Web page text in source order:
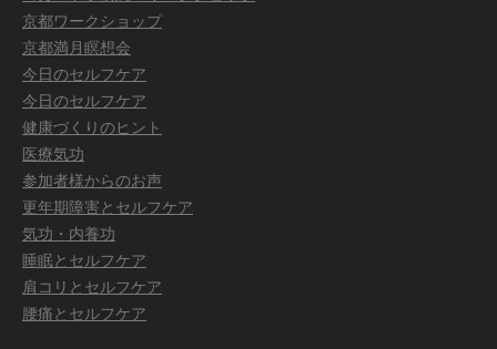
京都ワークショップ
京都満月瞑想会
今日のセルフケア
今日のセルフケア
健康づくりのヒント
医療気功
参加者様からのお声
更年期障害とセルフケア
気功・内養功
睡眠とセルフケア
肩コリとセルフケア
腰痛とセルフケア